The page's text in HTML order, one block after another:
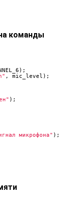
команды
);
" , mic_level );
);
микрофона" );